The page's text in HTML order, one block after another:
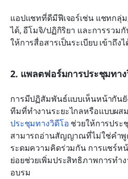
แอปแชทที่ดีมีฟีเจอร์เช่น แชทกลุ่
ได้, อีโมจิ/ปฏิกิริยา และการรวม
ให้การสื่อสารเป็นระเบียบ เข้าถึง
2. แพลตฟอร์มการประชุมทาง
การมีปฏิสัมพันธ์แบบเห็นหน้ากัน
ทีมที่ทำงานระยะไกลหรือแบบผส
ประชุมทางวิดีโอ ช่วยให้การประ
สามารถอ่านสัญญาณที่ไม่ใช่คำพู
ระดมความคิดร่วมกัน การแชร์ห
ย่อยช่วยเพิ่มประสิทธิภาพการทำ
อบรม